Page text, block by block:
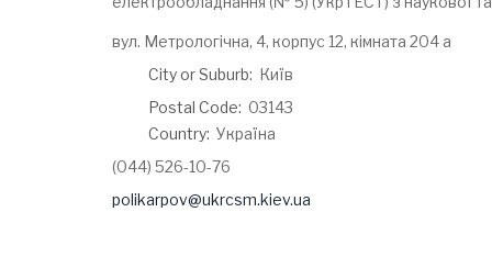
Address:
вул. Метрологічна, 4, корпус 12, кімната 204 а
City or Suburb: Київ
Postal Code: 03143
Country: Україна
Phone:
(044) 526-10-76
Email:
polikarpov@ukrcsm.kiev.ua